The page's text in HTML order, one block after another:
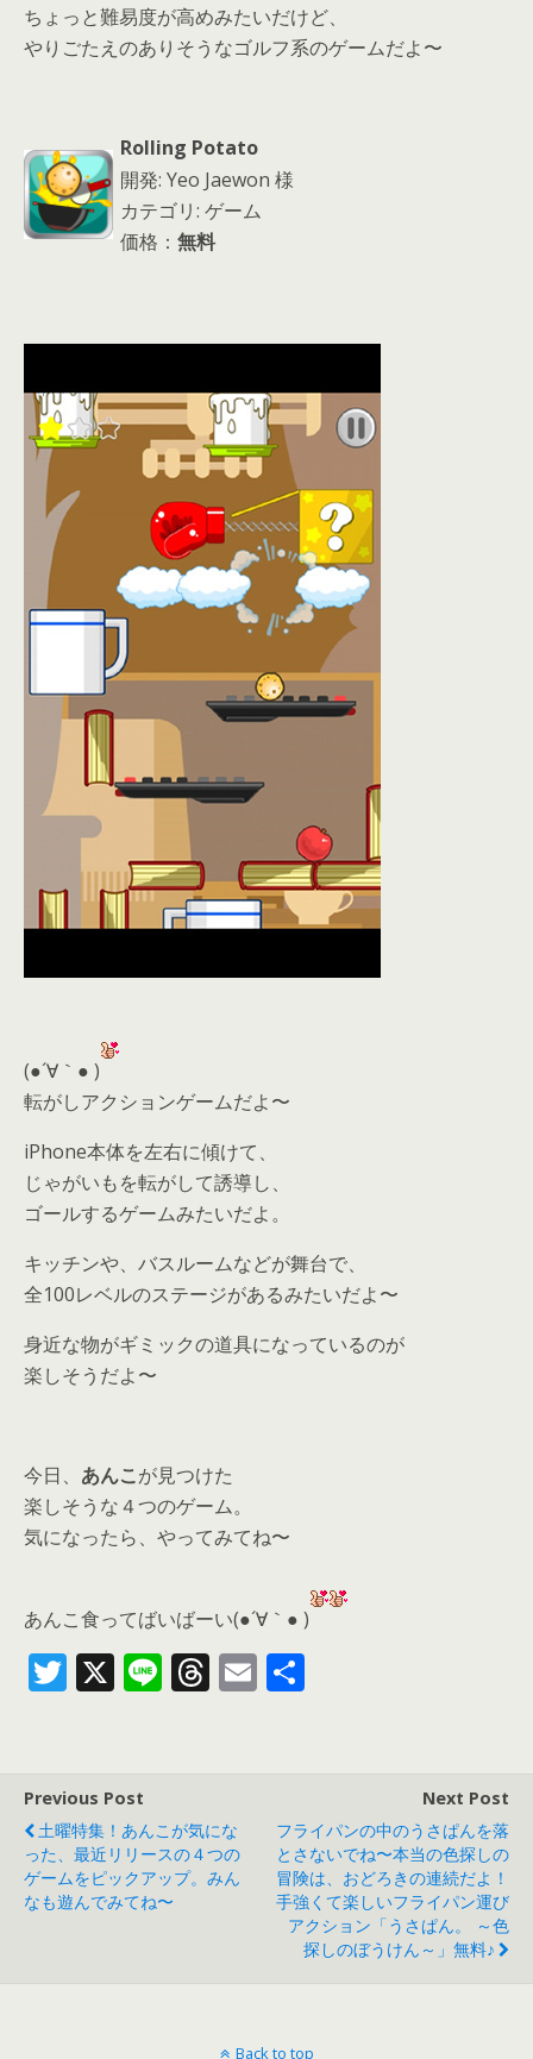
ちょっと難易度が高めみたいだけど、
やりごたえのありそうなゴルフ系のゲームだよ〜
Rolling Potato
開発: Yeo Jaewon 様
カテゴリ: ゲーム
価格： 無料
(●´∀｀● )
転がしアクションゲームだよ〜
iPhone本体を左右に傾けて、
じゃがいもを転がして誘導し、
ゴールするゲームみたいだよ。
キッチンや、バスルームなどが舞台で、
全100レベルのステージがあるみたいだよ〜
身近な物がギミックの道具になっているのが
楽しそうだよ〜
今日、 あんこが見つけた
楽しそうな４つのゲーム。
気になったら、 やってみてね〜
あんこ食ってばいばーい(●´∀｀● )
T
er
X Li T
d
s
E
Previous Post
土曜特集！あんこが気にな
った、最近リリースの４つの
ゲームをピックアップ。みん
なも遊んでみてね〜
Next Post
フライパンの中のうさぱんを落
とさないでね〜本当の色探しの
冒険は、おどろきの連続だよ！
手強くて楽しいフライパン運び
アクション「うさぱん。 ～色
探しのぼうけん～」無料♪
Back to top